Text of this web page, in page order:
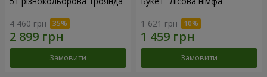
4 460 грн
Замовити
1 621 грн
Замовити